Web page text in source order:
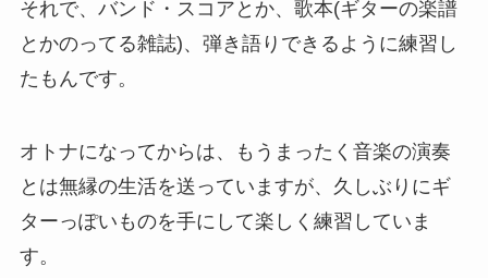
それで、バンド・スコアとか、歌本(ギターの楽譜
とかのってる雑誌)、弾き語りできるように練習し
たもんです。
オトナになってからは、もうまったく音楽の演奏
とは無縁の生活を送っていますが、久しぶりにギ
ターっぽいものを手にして楽しく練習していま
す。